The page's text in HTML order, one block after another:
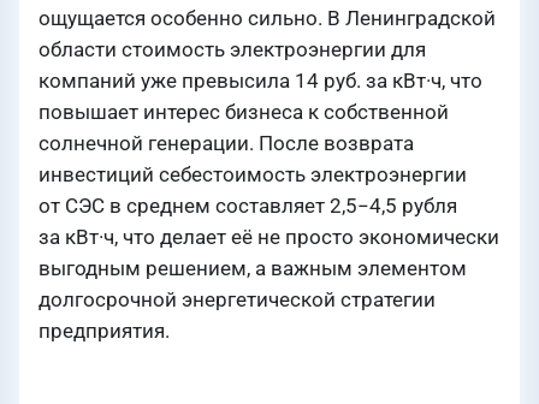
ощущается особенно сильно. В Ленинградской
области стоимость электроэнергии для
компаний уже превысила 14 руб. за кВт·ч, что
повышает интерес бизнеса к собственной
солнечной генерации. После возврата
инвестиций себестоимость электроэнергии
от СЭС в среднем составляет 2,5−4,5 рубля
за кВт·ч, что делает её не просто экономически
выгодным решением, а важным элементом
долгосрочной энергетической стратегии
предприятия.